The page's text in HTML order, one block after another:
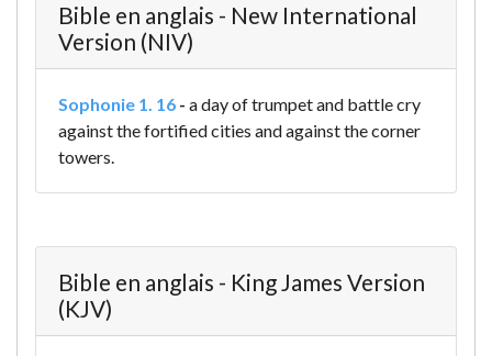
Bible en anglais - New International
Version (NIV)
Sophonie 1. 16 - a day of trumpet and battle cry
against the fortified cities and against the corner
towers.
Bible en anglais - King James Version
(KJV)